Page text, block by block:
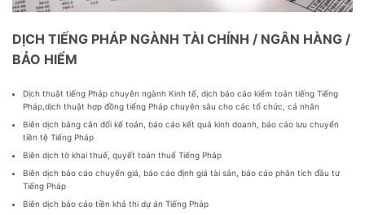
DỊCH TIẾNG PHÁP NGÀNH TÀI CHÍNH / NGÂN HÀNG /
BẢO HIỂM
Dịch thuật tiếng Pháp chuyên ngành Kinh tế, dịch báo cáo kiểm toán tiếng Tiếng
Pháp,dịch thuật hợp đồng tiếng Pháp chuyên sâu cho các tổ chức, cá nhân
Biên dịch bảng cân đối kế toán, báo cáo kết quả kinh doanh, báo cáo lưu chuyển
tiền tệ Tiếng Pháp
Biên dịch tờ khai thuế, quyết toán thuế Tiếng Pháp
Biên dịch báo cáo chuyển giá, báo cáo định giá tài sản, báo cáo phân tích đầu tư
Tiếng Pháp
Biên dịch báo cáo tiền khả thi dự án Tiếng Pháp